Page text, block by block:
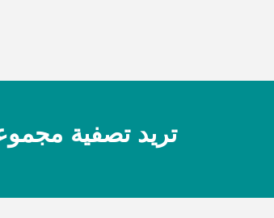
تريد تصفية